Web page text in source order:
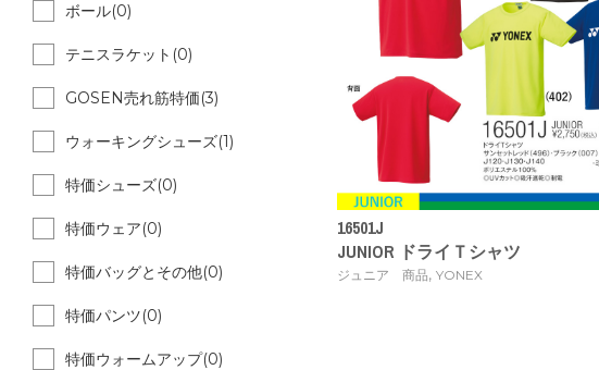
16501J
JUNIOR ドライＴシャツ
ジュニア 商品, YONEX
ボール(0)
テニスラケット(0)
GOSEN売れ筋特価(3)
ウォーキングシューズ(1)
特価シューズ(0)
特価ウェア(0)
特価バッグとその他(0)
特価パンツ(0)
特価ウォームアップ(0)